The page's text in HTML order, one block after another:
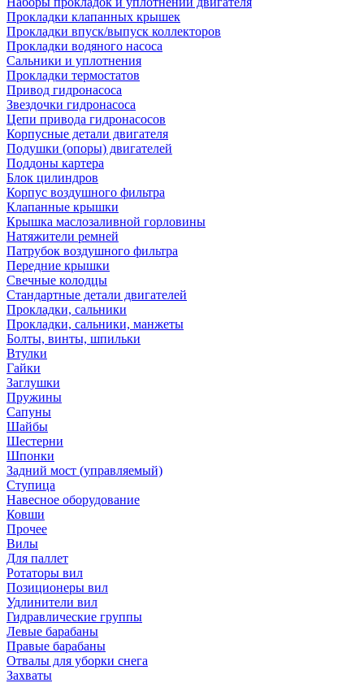
Прокладки клапанных крышек
Прокладки впуск/выпуск коллекторов
Прокладки водяного насоса
Сальники и уплотнения
Прокладки термостатов
Привод гидронасоса
Звездочки гидронасоса
Цепи привода гидронасосов
Корпусные детали двигателя
Подушки (опоры) двигателей
Поддоны картера
Блок цилиндров
Корпус воздушного фильтра
Клапанные крышки
Крышка маслозаливной горловины
Натяжители ремней
Патрубок воздушного фильтра
Передние крышки
Свечные колодцы
Стандартные детали двигателей
Прокладки, сальники
Прокладки, сальники, манжеты
Болты, винты, шпильки
Втулки
Гайки
Заглушки
Пружины
Сапуны
Шайбы
Шестерни
Шпонки
Задний мост (управляемый)
Ступица
Навесное оборудование
Ковши
Прочее
Вилы
Для паллет
Ротаторы вил
Позиционеры вил
Удлинители вил
Гидравлические группы
Левые барабаны
Правые барабаны
Отвалы для уборки снега
Захваты